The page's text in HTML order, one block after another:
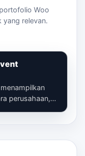
Woo
relevan.
perusahaan,